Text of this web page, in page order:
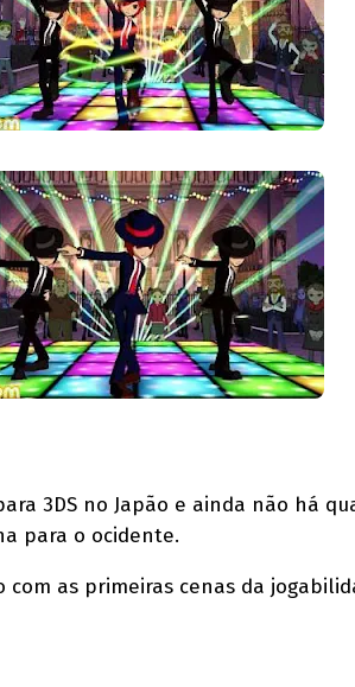
3DS no Japão e ainda não há
para o ocidente.
com as primeiras cenas da